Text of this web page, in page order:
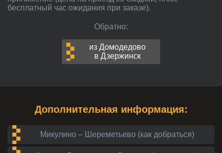
бесплатный час ожидания при заказе).
Обратно:
из Домодедово
в Дзержинск
Дополнительная информация:
Микулино – Шереметьево (как добраться)